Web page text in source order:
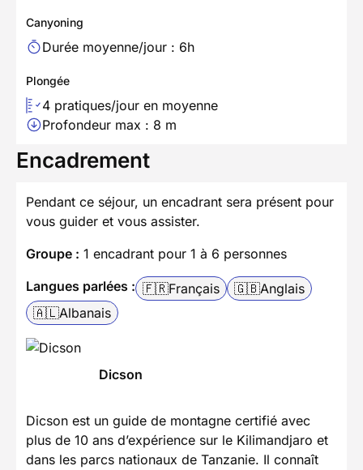
Canyoning
Durée moyenne/jour : 6h
Plongée
4 pratiques/jour en moyenne
Profondeur max : 8 m
Encadrement
Pendant ce séjour, un encadrant sera présent pour
vous guider et vous assister.
Groupe : 1 encadrant pour 1 à 6 personnes
Langues parlées : 🇫🇷Français 🇬🇧Anglais
🇦🇱Albanais
Dicson
Dicson est un guide de montagne certifié avec
plus de 10 ans d’expérience sur le Kilimandjaro et
dans les parcs nationaux de Tanzanie. Il connaît